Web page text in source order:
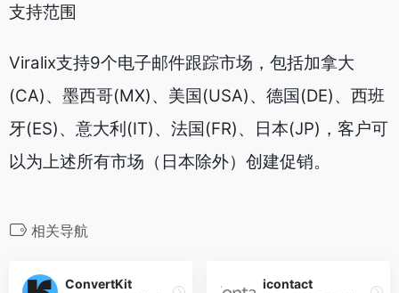
支持范围
Viralix支持9个电子邮件跟踪市场，包括加拿大
(CA)、墨西哥(MX)、美国(USA)、德国(DE)、西班
牙(ES)、意大利(IT)、法国(FR)、日本(JP)，客户可
以为上述所有市场（日本除外）创建促销。
相关导航
ConvertKit icontact